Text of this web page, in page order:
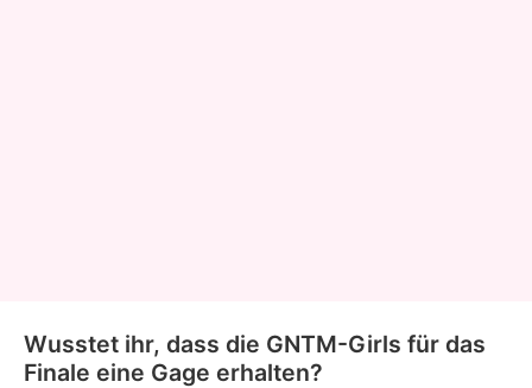
Wusstet ihr, dass die GNTM-Girls für das
Finale eine Gage erhalten?